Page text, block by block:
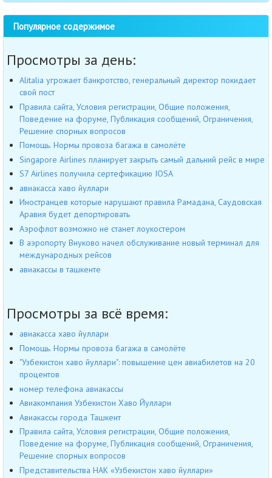
Популярное содержимое
Просмотры за день:
Alitalia угрожает банкротство, генеральный директор покидает
свой пост
Правила сайта, Условия регистрации, Общие положения,
Поведение на форуме, Публикация сообщений, Ограничения,
Решение спорных вопросов
Помощь. Нормы провоза багажа в самолёте
Singapore Airlines планирует закрыть самый дальний рейс в мире
S7 Airlines получила сертефикацию IOSA
авиакасса хаво йуллари
Иностранцев которые нарушают правила Рамадана, Саудовская
Аравия будет депортировать
Аэрофлот возможно не станет лоукостером
В аэропорту Внуково начел обслуживание новый терминал для
международных рейсов
авиакассы в ташкенте
Просмотры за всё время:
авиакасса хаво йуллари
Помощь. Нормы провоза багажа в самолёте
"Узбекистон хаво йуллари": повышение цен авиабилетов на 20
процентов
номер телефона авиакассы
Авиакомпания Узбекистон Хаво Йуллари
Авиакассы города Ташкент
Правила сайта, Условия регистрации, Общие положения,
Поведение на форуме, Публикация сообщений, Ограничения,
Решение спорных вопросов
Представительства НАК «Узбекистон хаво йуллари»